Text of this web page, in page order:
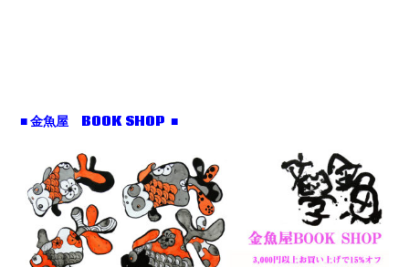
■ 金魚屋 BOOK SHOP ■